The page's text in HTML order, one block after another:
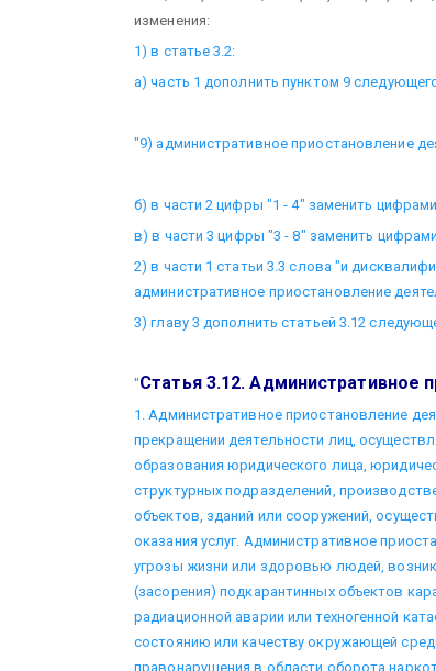
изменения:
1) в статье 3.2:
а) часть 1 дополнить пунктом 9
"9) административное приостановление
б) в части 2 цифры "1 - 4" заменить цифрами
в) в части 3 цифры "3 - 8" заменить
2) в части 1 статьи 3.3 слова "и
административное приостановление
3) главу 3 дополнить статьей 3.12
"Статья 3.12. Административное
1. Административное приостановление
прекращении деятельности лиц,
образования юридического лица,
структурных подразделений,
объектов, зданий или сооружений,
оказания услуг. Административное
угрозы жизни или здоровью людей,
(засорения) подкарантинных объектов
радиационной аварии или техногенной
состоянию или качеству окружающей
правонарушения в области оборота